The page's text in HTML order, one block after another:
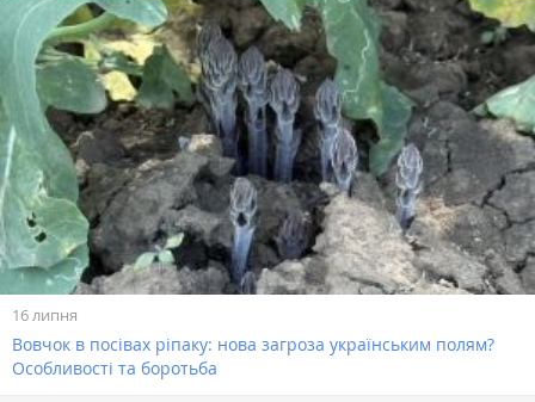
16 липня
Вовчок в посівах ріпаку: нова загроза українським полям?
Особливості та боротьба